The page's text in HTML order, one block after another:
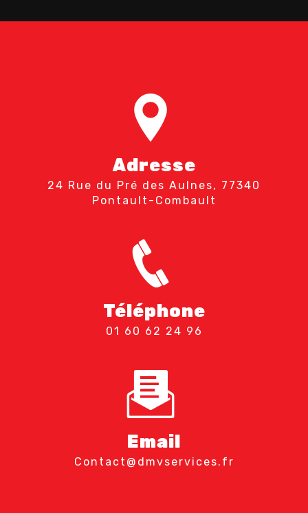
Adresse
24 Rue du Pré des Aulnes, 77340
Pontault-Combault
Téléphone
01 60 62 24 96
Email
contact@dmvservices.fr